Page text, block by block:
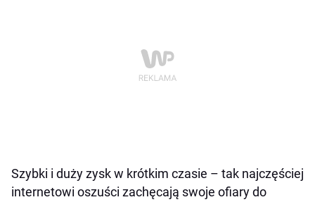
Szybki i duży zysk w krótkim czasie – tak najczęściej
internetowi oszuści zachęcają swoje ofiary do